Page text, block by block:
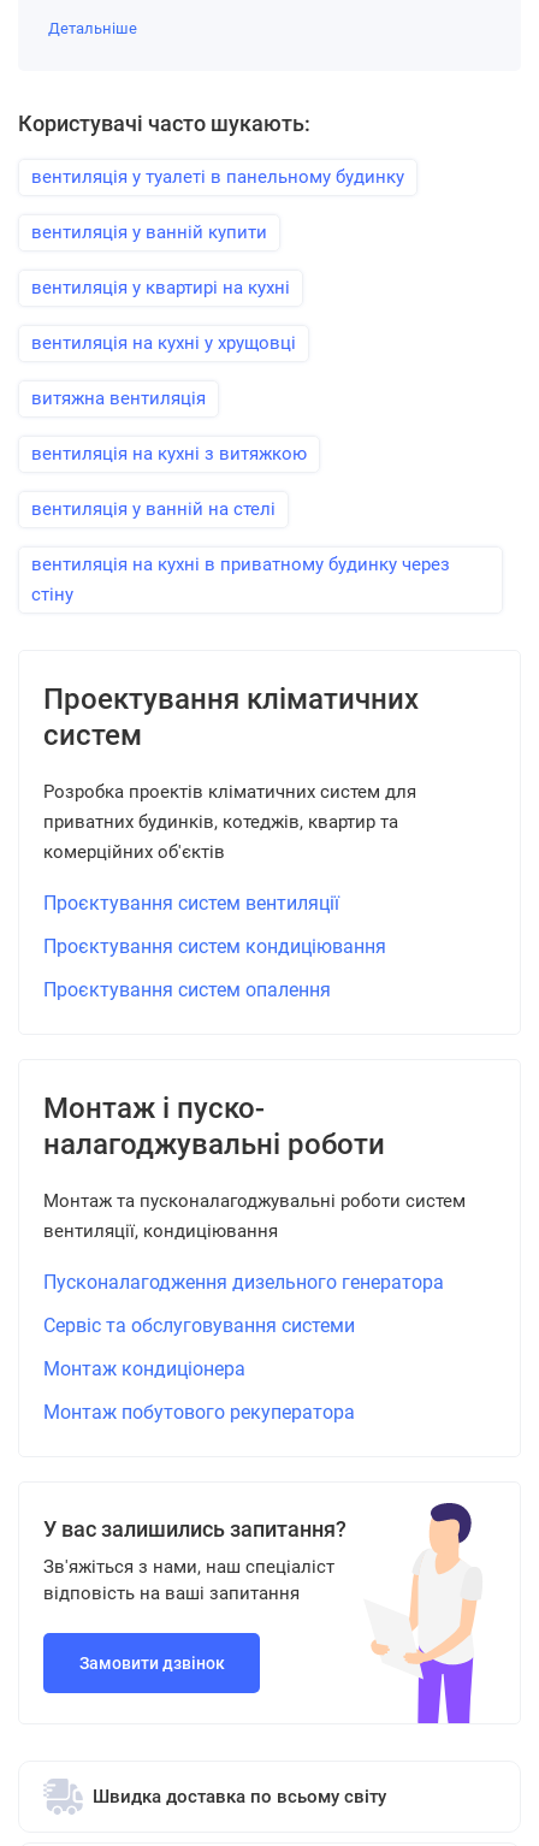
Детальніше
Користувачі часто шукають:
вентиляція у туалеті в панельному будинку
вентиляція у ванній купити
вентиляція у квартирі на кухні
вентиляція на кухні у хрущовці
витяжна вентиляція
вентиляція на кухні з витяжкою
вентиляція у ванній на стелі
вентиляція на кухні в приватному будинку через
стіну
Проектування кліматичних
систем
Розробка проектів кліматичних систем для
приватних будинків, котеджів, квартир та
комерційних об'єктів
Проєктування систем вентиляції
Проєктування систем кондиціювання
Проєктування систем опалення
Монтаж і пуско-
налагоджувальні роботи
Монтаж та пусконалагоджувальні роботи систем
вентиляції, кондиціювання
Пусконалагодження дизельного генератора
Сервіс та обслуговування системи
Монтаж кондиціонера
Монтаж побутового рекуператора
У вас залишились запитання?
Зв'яжіться з нами, наш спеціаліст
відповість на ваші запитання
Замовити дзвінок
Швидка доставка по всьому світу